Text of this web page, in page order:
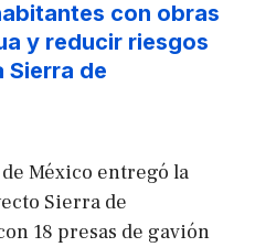
con obras
y reducir riesgos
Sierra de
México entregó la
Sierra de
18 presas de gavión